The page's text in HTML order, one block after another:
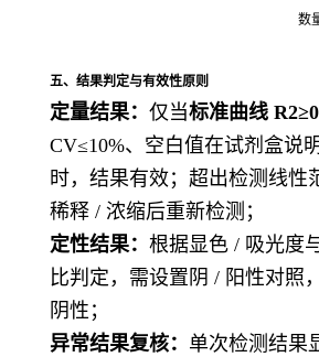
数
五、结果判定与有效性原则
定量结果： 仅当标准曲线
CV≤10%、空白值在试剂盒说
时，结果有效；超出检测线性
稀释 / 浓缩后重新检测；
定性结果： 根据显色 / 吸光度
比判定，需设置阴 / 阳性对照
阴性；
异常结果复核： 单次检测结果